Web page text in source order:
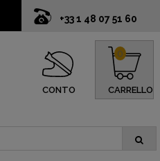
+33 1 48 07 51 60
CONTO CARRELLO
0